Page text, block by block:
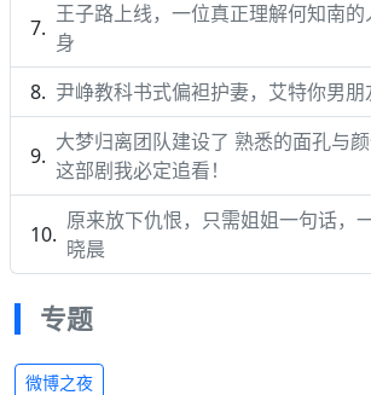
王子路上线，一位真正理解何知南
身
尹峥教科书式偏袒护妻，艾特你男朋
大梦归离团队建设了 熟悉的面孔与颜
这部剧我必定追看！
原来放下仇恨，只需姐姐一句话，
晓晨
专题
微博之夜